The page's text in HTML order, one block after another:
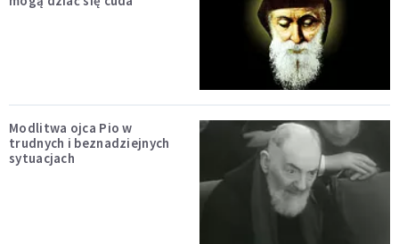
Modlitwa ojca Pio w
trudnych i beznadziejnych
sytuacjach